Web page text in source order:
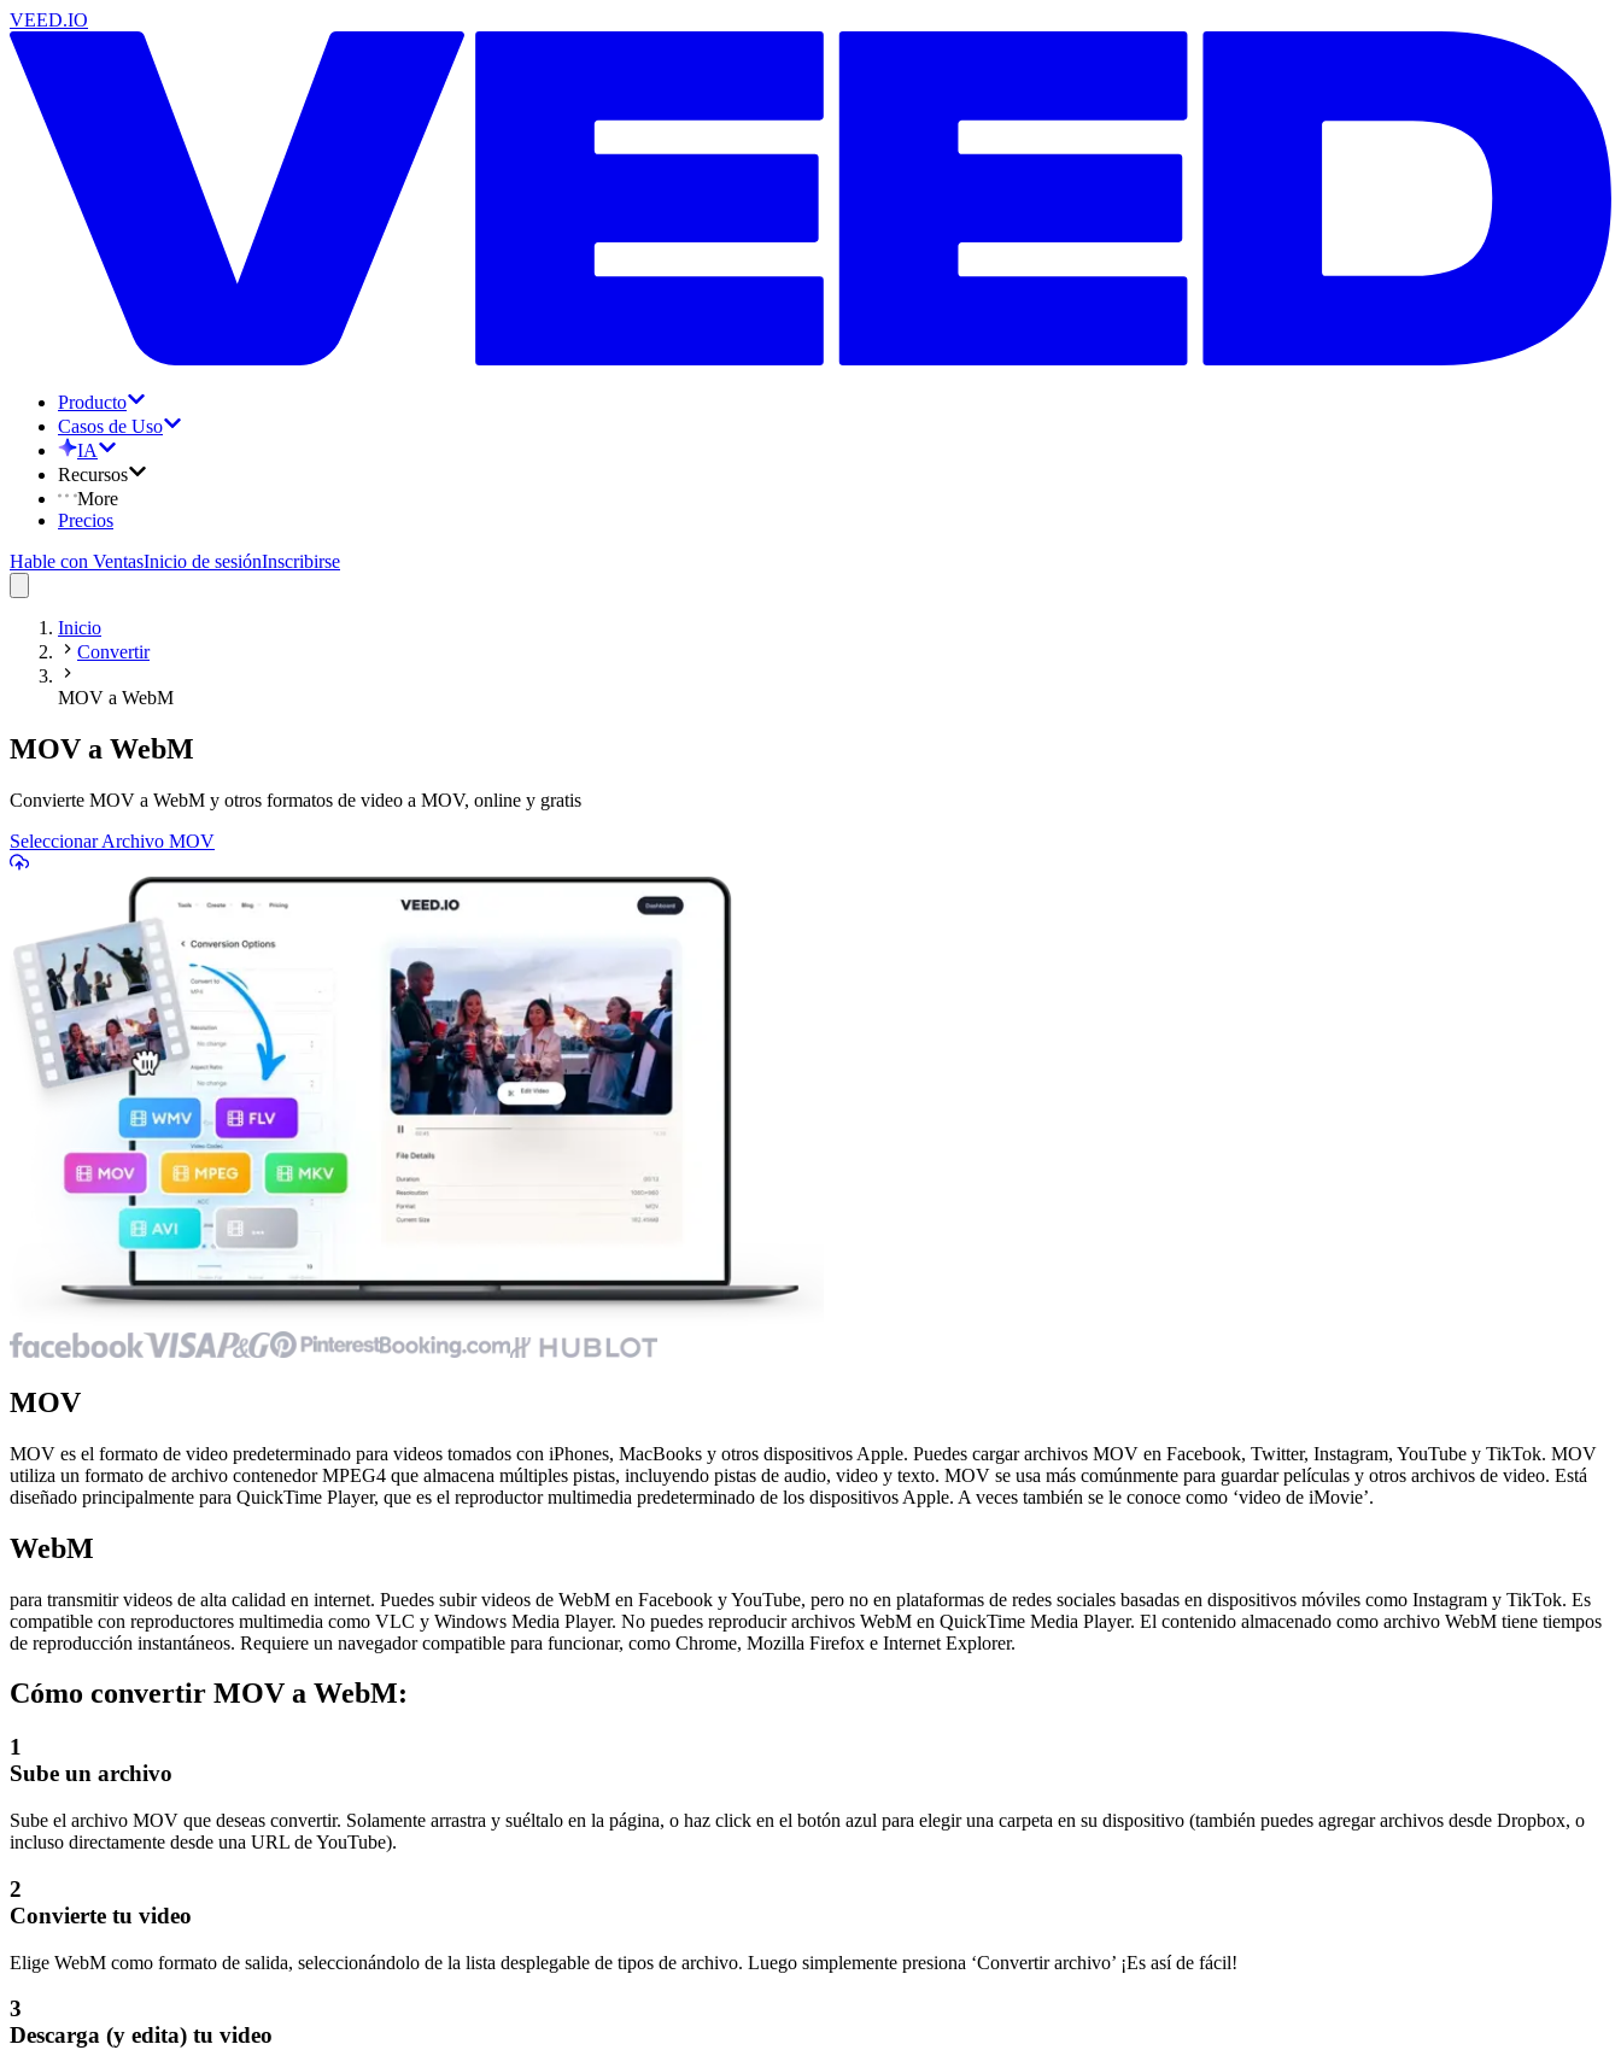
VEED.IO
Producto
Casos de Uso
IA
Recursos
More
Precios
Hable con VentasInicio de sesiónInscribirse
Inicio
Convertir
MOV a WebM
MOV a WebM
Convierte MOV a WebM y otros formatos de video a MOV, online y gratis
Seleccionar Archivo MOV
MOV
MOV es el formato de video predeterminado para videos tomados con iPhones, MacBooks y otros dispositivos Apple. Puedes cargar archivos MOV en Facebook, Twitter, Instagram, YouTube y TikTok. MOV
utiliza un formato de archivo contenedor MPEG4 que almacena múltiples pistas, incluyendo pistas de audio, video y texto. MOV se usa más comúnmente para guardar películas y otros archivos de video. Está
diseñado principalmente para QuickTime Player, que es el reproductor multimedia predeterminado de los dispositivos Apple. A veces también se le conoce como ‘video de iMovie’.
WebM
para transmitir videos de alta calidad en internet. Puedes subir videos de WebM en Facebook y YouTube, pero no en plataformas de redes sociales basadas en dispositivos móviles como Instagram y TikTok. Es
compatible con reproductores multimedia como VLC y Windows Media Player. No puedes reproducir archivos WebM en QuickTime Media Player. El contenido almacenado como archivo WebM tiene tiempos
de reproducción instantáneos. Requiere un navegador compatible para funcionar, como Chrome, Mozilla Firefox e Internet Explorer.
Cómo convertir MOV a WebM:
1
Sube un archivo
Sube el archivo MOV que deseas convertir. Solamente arrastra y suéltalo en la página, o haz click en el botón azul para elegir una carpeta en su dispositivo (también puedes agregar archivos desde Dropbox, o
incluso directamente desde una URL de YouTube).
2
Convierte tu video
Elige WebM como formato de salida, seleccionándolo de la lista desplegable de tipos de archivo. Luego simplemente presiona ‘Convertir archivo’ ¡Es así de fácil!
3
Descarga (y edita) tu video